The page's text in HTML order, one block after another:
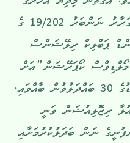
ޖުލައިމަހު، ރައީސުލްޖުމްހޫރިއްޔާގެ ގަރާރު ނަންބަރު 19/202 ގެ
ޕަބްލިކް ރިލޭޝަންސް
ކޯޕަރޭޝަން”އަށް
ބަދަލުކޮށްފައެވެ. ފާއިތުވި އަހަރު ބޯޑުގެ 30 ބައްދަލުވުން ބާއްވައި،
59 ސާކިއުލާ ރިޒޮލިއުޝަން ވަނީ
ނަން ބަދަލުކުރުމަށާއި